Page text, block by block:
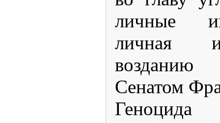
личные
личная
возданию
Сенатом